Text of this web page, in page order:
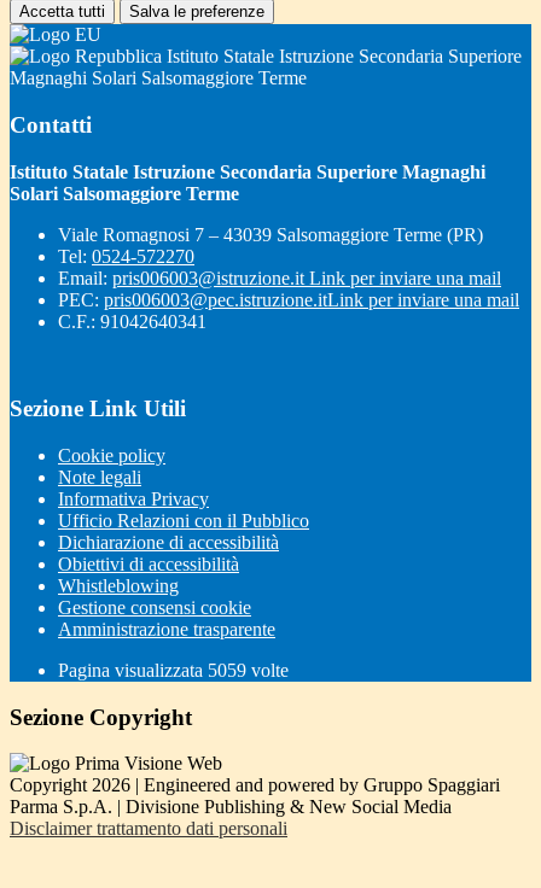
Accetta tutti Salva le preferenze
Istituto Statale Istruzione Secondaria Superiore
Magnaghi Solari Salsomaggiore Terme
Contatti
Istituto Statale Istruzione Secondaria Superiore Magnaghi
Solari Salsomaggiore Terme
Viale Romagnosi 7 – 43039 Salsomaggiore Terme (PR)
Tel: 0524-572270
Email: pris006003@istruzione.it Link per inviare una mail
PEC: pris006003@pec.istruzione.itLink per inviare una mail
C.F.: 91042640341
Sezione Link Utili
Cookie policy
Note legali
Informativa Privacy
Ufficio Relazioni con il Pubblico
Dichiarazione di accessibilità
Obiettivi di accessibilità
Whistleblowing
Gestione consensi cookie
Amministrazione trasparente
Pagina visualizzata 5059 volte
Sezione Copyright
Copyright 2026 | Engineered and powered by Gruppo Spaggiari
Parma S.p.A. | Divisione Publishing & New Social Media
Disclaimer trattamento dati personali